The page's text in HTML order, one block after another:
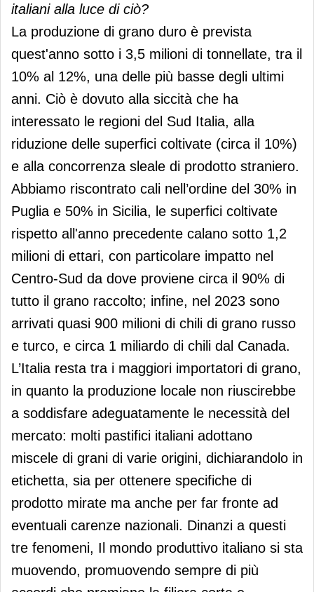
italiani alla luce di ciò?
La produzione di grano duro è prevista
quest'anno sotto i 3,5 milioni di tonnellate, tra il
10% al 12%, una delle più basse degli ultimi
anni. Ciò è dovuto alla siccità che ha
interessato le regioni del Sud Italia, alla
riduzione delle superfici coltivate (circa il 10%)
e alla concorrenza sleale di prodotto straniero.
Abbiamo riscontrato cali nell’ordine del 30% in
Puglia e 50% in Sicilia, le superfici coltivate
rispetto all'anno precedente calano sotto 1,2
milioni di ettari, con particolare impatto nel
Centro-Sud da dove proviene circa il 90% di
tutto il grano raccolto; infine, nel 2023 sono
arrivati quasi 900 milioni di chili di grano russo
e turco, e circa 1 miliardo di chili dal Canada.
L’Italia resta tra i maggiori importatori di grano,
in quanto la produzione locale non riuscirebbe
a soddisfare adeguatamente le necessità del
mercato: molti pastifici italiani adottano
miscele di grani di varie origini, dichiarandolo in
etichetta, sia per ottenere specifiche di
prodotto mirate ma anche per far fronte ad
eventuali carenze nazionali. Dinanzi a questi
tre fenomeni, Il mondo produttivo italiano si sta
muovendo, promuovendo sempre di più